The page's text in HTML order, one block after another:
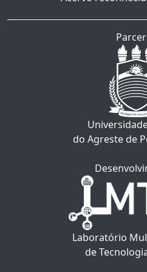
do Agreste de
Laboratório
de